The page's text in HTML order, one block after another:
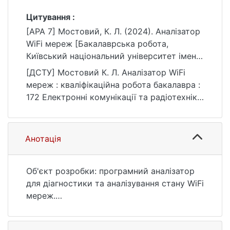
Цитування :
[APA 7] Мостовий, К. Л. (2024). Аналізатор
WiFi мереж [Бакалаврська робота,
Київський національний університет імені
Тараса Шевченка]. eKNUTSHIR.
https://ir.library.knu.ua/handle/15071834/429
8
[ДСТУ] Мостовий К. Л. Аналізатор WiFi
мереж : кваліфікаційна робота бакалавра :
172 Електронні комунікації та радіотехніка
URL:
https://ir.library.knu.ua/handle/15071834/429
8 (дата звернення: 25.07.2026).
Анотація
Об'єкт розробки: програмний аналізатор
для діагностики та аналізування стану WiFi
мереж.
інструменту для огляду та аналізу